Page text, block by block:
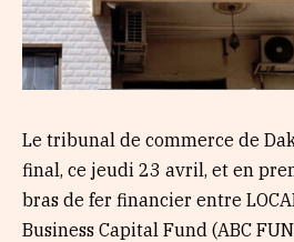
Le tribunal de commerce de
final, ce jeudi 23 avril, et en
bras de fer financier entre
Business Capital Fund (ABC